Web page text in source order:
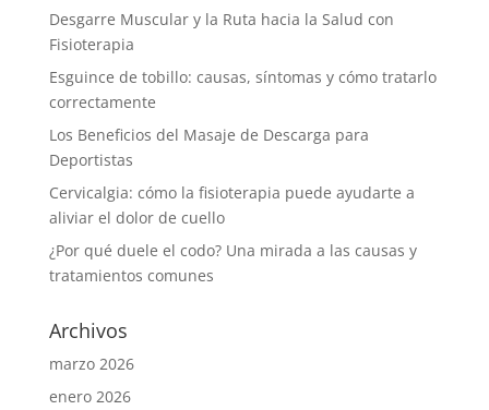
Desgarre Muscular y la Ruta hacia la Salud con
Fisioterapia
Esguince de tobillo: causas, síntomas y cómo tratarlo
correctamente
Los Beneficios del Masaje de Descarga para
Deportistas
Cervicalgia: cómo la fisioterapia puede ayudarte a
aliviar el dolor de cuello
¿Por qué duele el codo? Una mirada a las causas y
tratamientos comunes
Archivos
marzo 2026
enero 2026